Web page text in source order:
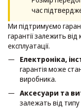
час
Ми підтримуємо
гарантії залежить
експлуатації.
Електроніка,
гарантія може
виробника.
Аксесуари та
залежать від